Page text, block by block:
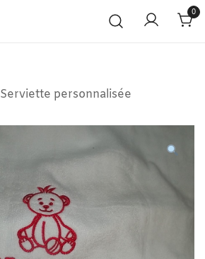
0
Serviette personnalisée